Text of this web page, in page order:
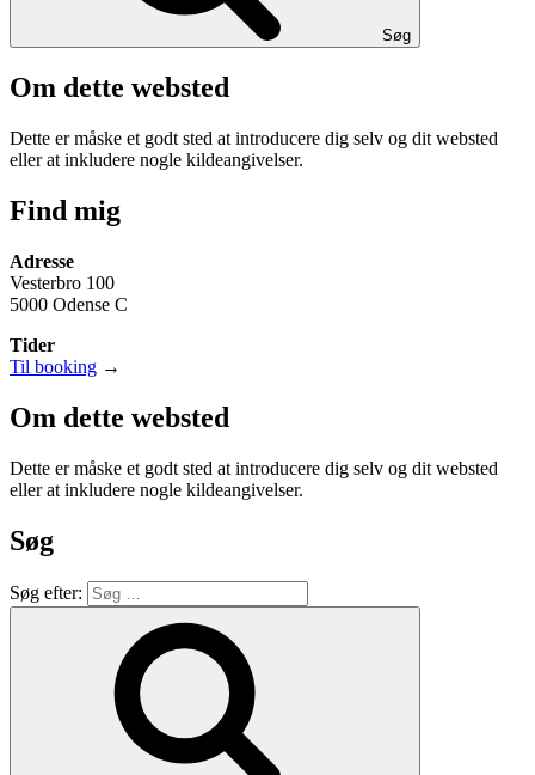
Søg
Om dette websted
Dette er måske et godt sted at introducere dig selv og dit websted
eller at inkludere nogle kildeangivelser.
Find mig
Adresse
Vesterbro 100
5000 Odense C
Tider
Til booking →
Om dette websted
Dette er måske et godt sted at introducere dig selv og dit websted
eller at inkludere nogle kildeangivelser.
Søg
Søg efter: